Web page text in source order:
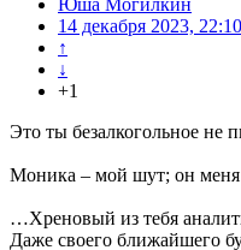
14 декабря 2023, 22:10
↑
↓
+1
Это ты безалкогольное не
Моника – мой шут; он меня
…Хреновый из тебя
Даже своего ближайшего